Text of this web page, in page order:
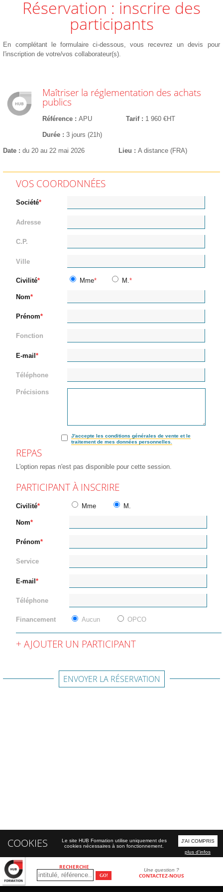
RECHERCHE Une question ?
CONTACTEZ-NOUS
Réservation : inscrire des
participants
En complétant le formulaire ci-dessous, vous recevrez un devis pour
l'inscription de votre/vos collaborateur(s).
Maîtriser la réglementation des achats
publics
Référence APU Tarif 1 960 €HT
Durée 3 jours (21h)
Date du 20 au 22 mai 2026 Lieu A distance (FRA)
VOS COORDONNÉES
Société
Adresse
C.P.
Ville
Civilité Mme M.
Nom
Prénom
Fonction
E-mail
Téléphone
Précisions
J'accepte les conditions générales de vente et le
traitement de mes données personnelles.
REPAS
L'option repas n'est pas disponible pour cette session.
PARTICIPANT À INSCRIRE
Civilité Mme M.
Nom
Prénom
Service
E-mail
Téléphone
Financement Aucun OPCO
AJOUTER UN PARTICIPANT
ENVOYER LA RÉSERVATION
COOKIES
Le site HUB Formation utilise uniquement des
cookies nécessaires à son fonctionnement.
J'AI COMPRIS
plus d'infos